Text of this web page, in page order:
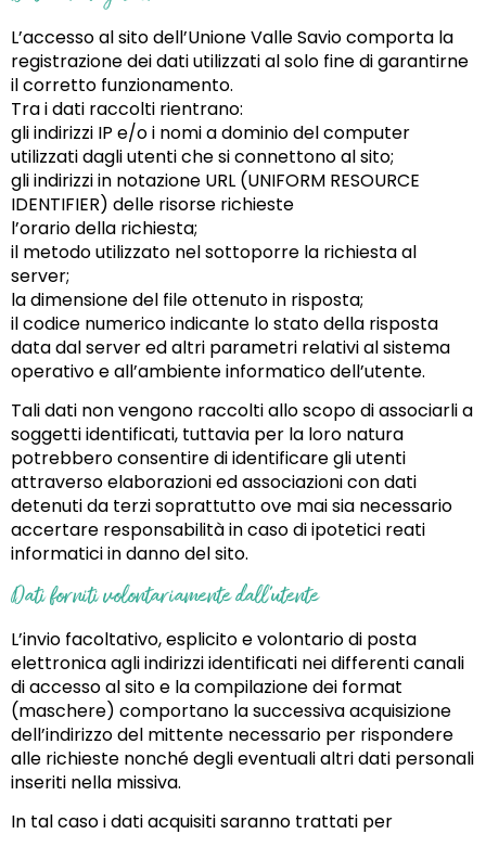
L’accesso al sito dell’Unione Valle Savio comporta la
registrazione dei dati utilizzati al solo fine di garantirne
il corretto funzionamento.
Tra i dati raccolti rientrano:
gli indirizzi IP e/o i nomi a dominio del computer
utilizzati dagli utenti che si connettono al sito;
gli indirizzi in notazione URL (UNIFORM RESOURCE
IDENTIFIER) delle risorse richieste
l’orario della richiesta;
il metodo utilizzato nel sottoporre la richiesta al
server;
la dimensione del file ottenuto in risposta;
il codice numerico indicante lo stato della risposta
data dal server ed altri parametri relativi al sistema
operativo e all’ambiente informatico dell’utente.
Tali dati non vengono raccolti allo scopo di associarli a
soggetti identificati, tuttavia per la loro natura
potrebbero consentire di identificare gli utenti
attraverso elaborazioni ed associazioni con dati
detenuti da terzi soprattutto ove mai sia necessario
accertare responsabilità in caso di ipotetici reati
informatici in danno del sito.
Dati forniti volontariamente dall’utente
L’invio facoltativo, esplicito e volontario di posta
elettronica agli indirizzi identificati nei differenti canali
di accesso al sito e la compilazione dei format
(maschere) comportano la successiva acquisizione
dell’indirizzo del mittente necessario per rispondere
alle richieste nonché degli eventuali altri dati personali
inseriti nella missiva.
In tal caso i dati acquisiti saranno trattati per